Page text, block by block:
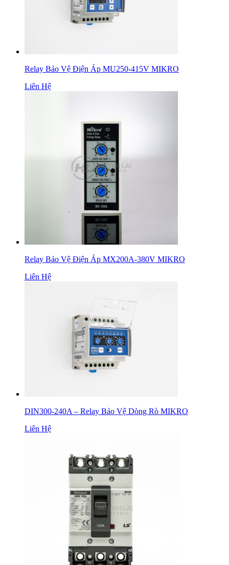
Relay Bảo Vệ Điện Áp MU250-415V MIKRO
Liên Hệ
Relay Bảo Vệ Điện Áp MX200A-380V MIKRO
Liên Hệ
DIN300-240A – Relay Bảo Vệ Dòng Rò MIKRO
Liên Hệ